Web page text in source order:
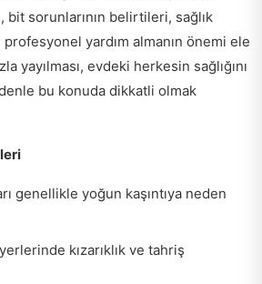
bit sorunlarının belirtileri, sağlık
yardım almanın önemi ele
yayılması, evdeki herkesin sağlığını
bu konuda dikkatli olmak
genellikle yoğun kaşıntıya neden
yerlerinde kızarıklık ve tahriş